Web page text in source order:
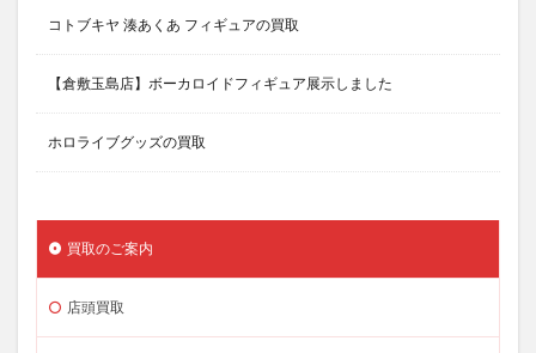
コトブキヤ 湊あくあ フィギュアの買取
【倉敷玉島店】ボーカロイドフィギュア展示しました
ホロライブグッズの買取
買取のご案内
店頭買取